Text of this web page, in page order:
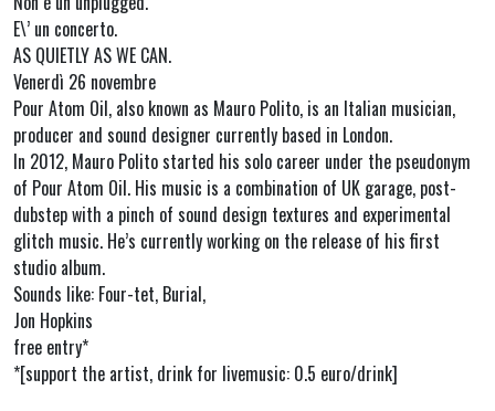
E\’ un concerto.
AS QUIETLY AS WE CAN.
Venerdì 26 novembre
Pour Atom Oil, also known as Mauro Polito, is an Italian musician,
producer and sound designer currently based in London.
In 2012, Mauro Polito started his solo career under the pseudonym
of Pour Atom Oil. His music is a combination of UK garage, post-
dubstep with a pinch of sound design textures and experimental
glitch music. He’s currently working on the release of his first
studio album.
Sounds like: Four-tet, Burial,
Jon Hopkins
free entry*
*[support the artist, drink for livemusic: 0.5 euro/drink]